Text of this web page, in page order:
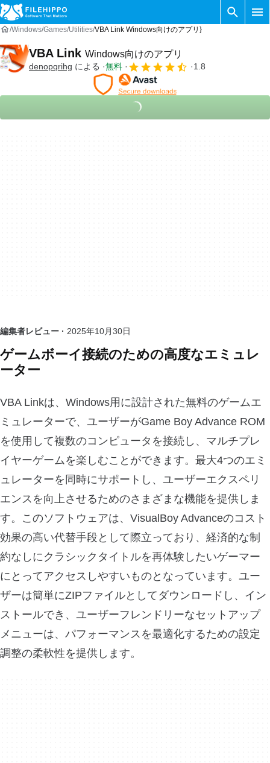
Windows Games Utilities VBA Link Windows向けのアプリ}
VBA Link Windows向けのアプリ
denopqrihg による 無料 1.8
編集者レビュー · 2025年10月30日
ゲームボーイ接続のための高度なエミュレ
ーター
VBA Linkは、Windows用に設計された無料のゲームエ
ミュレーターで、ユーザーがGame Boy Advance ROM
を使用して複数のコンピュータを接続し、マルチプレ
イヤーゲームを楽しむことができます。最大4つのエミ
ュレーターを同時にサポートし、ユーザーエクスペリ
エンスを向上させるためのさまざまな機能を提供しま
す。このソフトウェアは、VisualBoy Advanceのコスト
効果の高い代替手段として際立っており、経済的な制
約なしにクラシックタイトルを再体験したいゲーマー
にとってアクセスしやすいものとなっています。ユー
ザーは簡単にZIPファイルとしてダウンロードし、イン
ストールでき、ユーザーフレンドリーなセットアップ
メニューは、パフォーマンスを最適化するための設定
調整の柔軟性を提供します。